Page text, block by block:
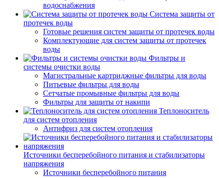
водоснабжения
Система защиты от
протечек воды
Готовые решения систем защиты от протечек воды
Комплектующие для систем защиты от протечек
воды
Фильтры и
системы очистки воды
Магистральные картриджные фильтры для воды
Питьевые фильтры для воды
Сетчатые промывные фильтры для воды
Фильтры для защиты от накипи
Теплоноситель
для систем отопления
Антифриз для систем отопления
Источники бесперебойного питания и стабилизаторы
напряжения
Источники бесперебойного питания